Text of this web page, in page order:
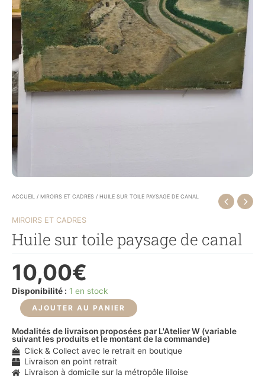
ACCUEIL / MIROIRS ET CADRES / HUILE SUR TOILE PAYSAGE DE CANAL
MIROIRS ET CADRES
Huile sur toile paysage de canal
10,00€
Disponibilité : 1 en stock
AJOUTER AU PANIER
Modalités de livraison proposées par L'Atelier W (variable
suivant les produits et le montant de la commande)
Click & Collect avec le retrait en boutique
Livraison en point retrait
Livraison à domicile sur la métropôle lilloise